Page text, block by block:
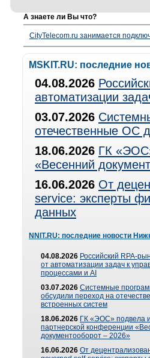
А знаете ли Вы что?
CityTelecom.ru занимается
MSKIT.RU: последние
04.08.2026
автоматизации
03.07.2026
отечественные ОС
18.06.2026 ГК
«Весенний
16.06.2026 От
service: эксперты
данных
NNIT.RU: последние новости
04.08.2026 Российский RPA-
от автоматизации задач к
процессами и AI
03.07.2026 Системные
обсудили переход на
встроенных систем
18.06.2026 ГК «ЭОС» подвела
партнерской конференции
документооборот – 2026»
16.06.2026 От